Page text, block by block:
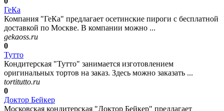
ГеКа
Компания "ГеКа" предлагает осетинские пироги с бесплатной
доставкой по Москве. В компании можно ...
gekaoss.ru
0
Тутто
Кондитерская "Тутто" занимается изготовлением
оригинальных тортов на заказ. Здесь можно заказать ...
tortitutto.ru
0
Доктор Бейкер
Московская кондитерская "Доктор Бейкер" предлагает